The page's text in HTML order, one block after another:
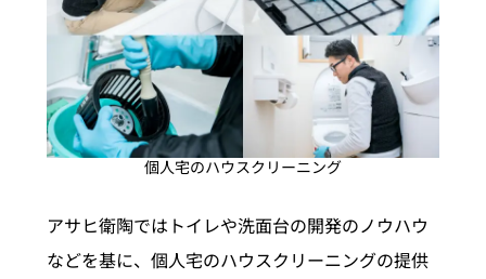
個人宅のハウスクリーニング
アサヒ衛陶ではトイレや洗面台の開発のノウハウ
などを基に、個人宅のハウスクリーニングの提供